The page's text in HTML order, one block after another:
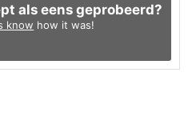
als eens geprobeerd?
know how it was!